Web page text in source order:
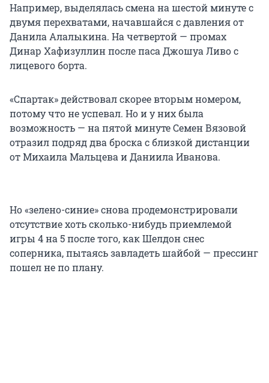
Например, выделялась смена на шестой минуте с
двумя перехватами, начавшайся с давления от
Данила Алалыкина. На четвертой — промах
Динар Хафизуллин после паса Джошуа Ливо с
лицевого борта.
«Спартак» действовал скорее вторым номером,
потому что не успевал. Но и у них была
возможность — на пятой минуте Семен Вязовой
отразил подряд два броска с близкой дистанции
от Михаила Мальцева и Даниила Иванова.
Но «зелено-синие» снова продемонстрировали
отсутствие хоть сколько-нибудь приемлемой
игры 4 на 5 после того, как Шелдон снес
соперника, пытаясь завладеть шайбой — прессинг
пошел не по плану.